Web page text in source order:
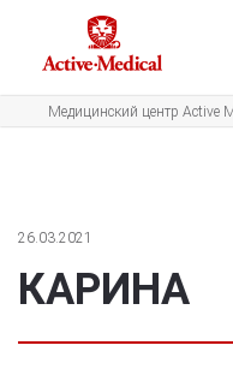
Медицинский центр Active
26.03.2021
КАРИНА